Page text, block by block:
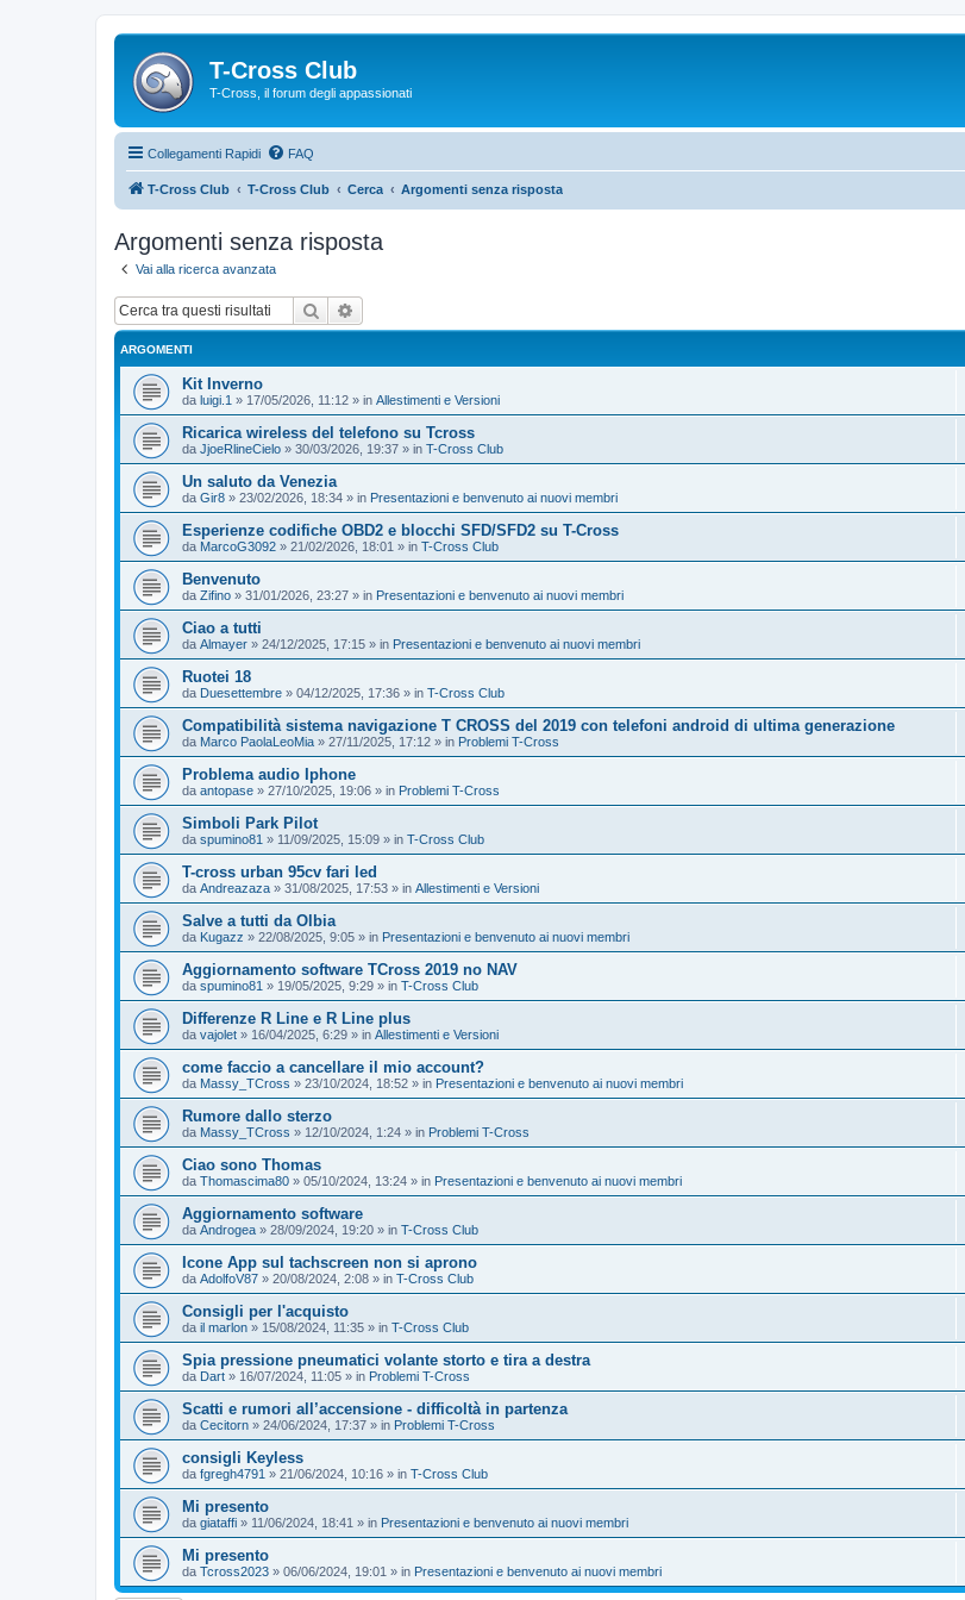
T-Cross Club
T-Cross, il forum degli appassionati
Collegamenti Rapidi FAQ
T-Cross Club T-Cross Club Cerca Argomenti senza risposta
Argomenti senza risposta
Vai alla ricerca avanzata
Cerca
ARGOMENTI
Kit Inverno
da luigi.1 » 17/05/2026, 11:12 » in Allestimenti e Versioni
Ricarica wireless del telefono su Tcross
da JjoeRlineCielo » 30/03/2026, 19:37 » in T-Cross Club
Un saluto da Venezia
da Gir8 » 23/02/2026, 18:34 » in Presentazioni e benvenuto ai nuovi membri
Esperienze codifiche OBD2 e blocchi SFD/SFD2 su T-Cross
da MarcoG3092 » 21/02/2026, 18:01 » in T-Cross Club
Benvenuto
da Zifino » 31/01/2026, 23:27 » in Presentazioni e benvenuto ai nuovi membri
Ciao a tutti
da Almayer » 24/12/2025, 17:15 » in Presentazioni e benvenuto ai nuovi membri
Ruotei 18
da Duesettembre » 04/12/2025, 17:36 » in T-Cross Club
Compatibilità sistema navigazione T CROSS del 2019 con telefoni android di ultima generazione
da Marco PaolaLeoMia » 27/11/2025, 17:12 » in Problemi T-Cross
Problema audio Iphone
da antopase » 27/10/2025, 19:06 » in Problemi T-Cross
Simboli Park Pilot
da spumino81 » 11/09/2025, 15:09 » in T-Cross Club
T-cross urban 95cv fari led
da Andreazaza » 31/08/2025, 17:53 » in Allestimenti e Versioni
Salve a tutti da Olbia
da Kugazz » 22/08/2025, 9:05 » in Presentazioni e benvenuto ai nuovi membri
Aggiornamento software TCross 2019 no NAV
da spumino81 » 19/05/2025, 9:29 » in T-Cross Club
Differenze R Line e R Line plus
da vajolet » 16/04/2025, 6:29 » in Allestimenti e Versioni
come faccio a cancellare il mio account?
da Massy_TCross » 23/10/2024, 18:52 » in Presentazioni e benvenuto ai nuovi membri
Rumore dallo sterzo
da Massy_TCross » 12/10/2024, 1:24 » in Problemi T-Cross
Ciao sono Thomas
da Thomascima80 » 05/10/2024, 13:24 » in Presentazioni e benvenuto ai nuovi membri
Aggiornamento software
da Androgea » 28/09/2024, 19:20 » in T-Cross Club
Icone App sul tachscreen non si aprono
da AdolfoV87 » 20/08/2024, 2:08 » in T-Cross Club
Consigli per l'acquisto
da il marlon » 15/08/2024, 11:35 » in T-Cross Club
Spia pressione pneumatici volante storto e tira a destra
da Dart » 16/07/2024, 11:05 » in Problemi T-Cross
Scatti e rumori all’accensione - difficoltà in partenza
da Cecitorn » 24/06/2024, 17:37 » in Problemi T-Cross
consigli Keyless
da fgregh4791 » 21/06/2024, 10:16 » in T-Cross Club
Mi presento
da giataffi » 11/06/2024, 18:41 » in Presentazioni e benvenuto ai nuovi membri
Mi presento
da Tcross2023 » 06/06/2024, 19:01 » in Presentazioni e benvenuto ai nuovi membri